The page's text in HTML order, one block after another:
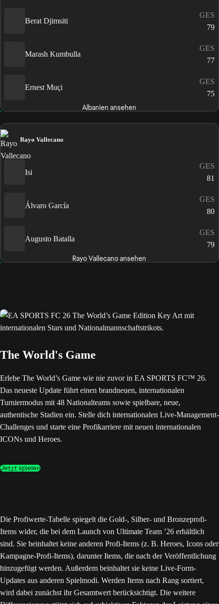
Berat Djimsiti
GES
79
Marash Kumbulla
GES
77
Ernest Muçi
GES
75
Albanien ansehen
Rayo Vallecano
Isi
GES
81
Álvaro García
GES
80
Augusto Batalla
GES
79
Rayo Vallecano ansehen
The World's Game
Erlebe The World’s Game wie nie zuvor in EA SPORTS FC™ 26.
Das neueste Update führt einen brandneuen, internationalen
Turniermodus mit 48 Nationalteams sowie spielbare, neue,
authentische Stadien ein. Stelle dich internationalen Live-Management-
Challenges und starte eine Profikarriere mit neuen internationalen
ICONs und Heroes.
Jetzt spielen
Die Profiwerte-Tabelle spiegelt die Gold-, Silber- und Bronzeprofi-
Items wider, die bei dem Launch von Ultimate Team ’26 erhältlich
sind. Sie beinhaltet keine anderen Profi-Items (z. B. Heroes, Icons oder
Kampagne-Profi-Items), darunter Items, die nach der Veröffentlichung
hinzugefügt werden. Außerdem beinhaltet sie keine Live-Form-
Updates aus anderen Spielmodi. Werden Items nach Rang sortiert,
wird dabei zunächst ihr Gesamtwert berücksichtigt. Die weitere